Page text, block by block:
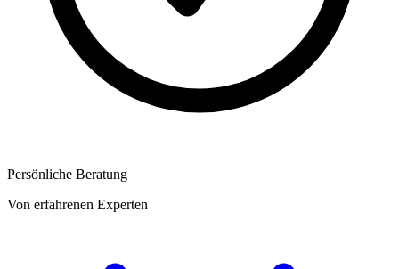
Persönliche Beratung
Von erfahrenen Experten